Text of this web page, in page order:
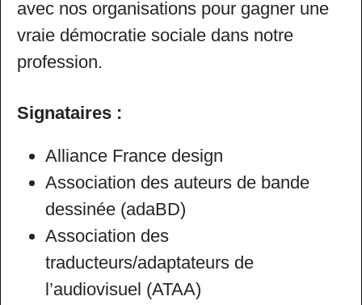
avec nos organisations pour gagner une
vraie démocratie sociale dans notre
profession.
Signataires :
Alliance France design
Association des auteurs de bande
dessinée (adaBD)
Association des
traducteurs/adaptateurs de
l’audiovisuel (ATAA)